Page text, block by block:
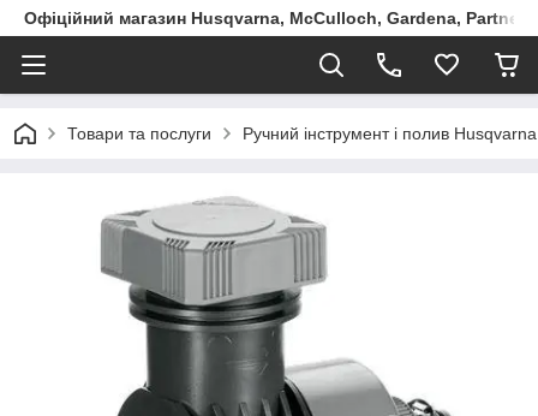
Офіційний магазин Husqvarna, McCulloch, Gardena, Partner
Товари та послуги Ручний інструмент і полив